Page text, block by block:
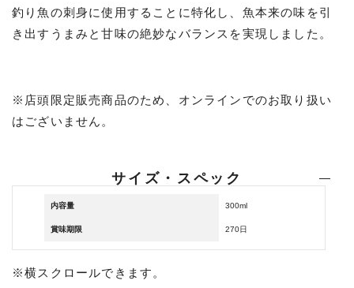
釣り魚の刺身に使用することに特化し、魚本来の味を引
き出すうまみと甘味の絶妙なバランスを実現しました。
※店頭限定販売商品のため、オンラインでのお取り扱い
はございません。
サイズ・スペック
内容量 300ml
賞味期限 270日
※横スクロールできます。